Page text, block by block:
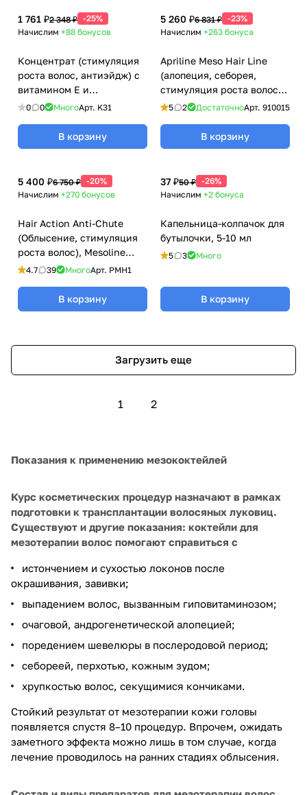
1 761 ₽2 348 ₽ -25%
Начислим +88 бонусов
Концентрат (стимуляция
роста волос, антиэйдж) с
витамином Е и
гиалуроновой кислотой
мезороллеров, Kosmoteros
(Космотерос), 6 мл
0 0 МногоАрт. K31
В корзину
5 260 ₽6 831 ₽ -23%
Начислим +263 бонуса
Apriline Meso Hair Line
(алопеция, себорея,
стимуляция роста волос) /
Априлайн Мезо Хэйр Лайн
5 2 ДостаточноАрт. 910015
В корзину
5 400 ₽6 750 ₽ -20%
Начислим +270 бонусов
Hair Action Anti-Chute
(Облысение, стимуляция
роста волос), Mesoline
Pluryal (Мезолайн
4.7 39 МногоАрт. PMH1
В корзину
37 ₽50 ₽ -26%
Начислим +2 бонуса
Капельница-колпачок для
бутылочки, 5-10 мл
5 3 Много
В корзину
Загрузить еще
1 2
Показания к применению мезококтейлей
Курс косметических процедур назначают в рамках
подготовки к трансплантации волосяных луковиц.
Существуют и другие показания: коктейли для
мезотерапии волос помогают справиться с
истончением и сухостью локонов после
окрашивания, завивки;
выпадением волос, вызванным гиповитаминозом;
очаговой, андрогенетической алопецией;
поредением шевелюры в послеродовой период;
себореей, перхотью, кожным зудом;
хрупкостью волос, секущимися кончиками.
Стойкий результат от мезотерапии кожи головы
появляется спустя 8–10 процедур. Впрочем, ожидать
заметного эффекта можно лишь в том случае, когда
лечение проводилось на ранних стадиях облысения.